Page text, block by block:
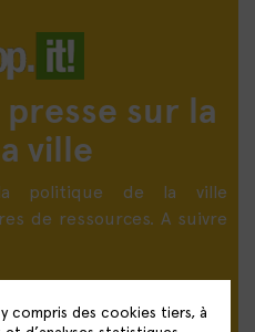
sur la
ville
politique de la ville
de ressources. A suivre
DE PRESSE
compris des cookies tiers, à